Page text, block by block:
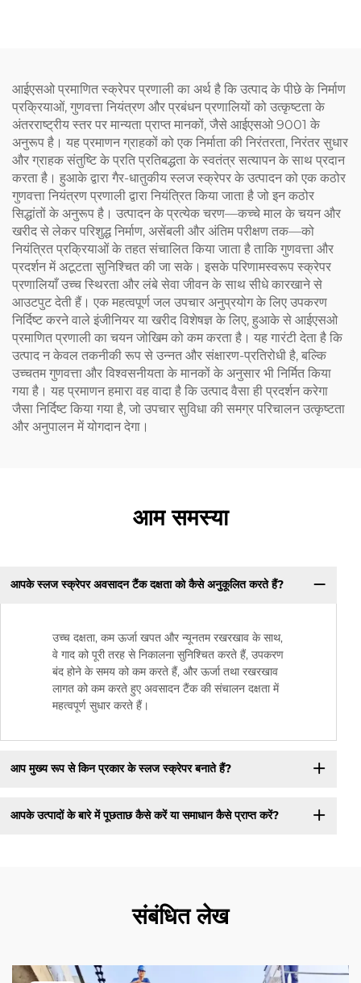
आईएसओ प्रमाणित स्क्रेपर प्रणाली का अर्थ है कि उत्पाद के पीछे के निर्माण
प्रक्रियाओं, गुणवत्ता नियंत्रण और प्रबंधन प्रणालियों को उत्कृष्टता के
अंतरराष्ट्रीय स्तर पर मान्यता प्राप्त मानकों, जैसे आईएसओ 9001 के
अनुरूप है। यह प्रमाणन ग्राहकों को एक निर्माता की निरंतरता, निरंतर सुधार
और ग्राहक संतुष्टि के प्रति प्रतिबद्धता के स्वतंत्र सत्यापन के साथ प्रदान
करता है। हुआके द्वारा गैर-धातुकीय स्लज स्क्रेपर के उत्पादन को एक कठोर
गुणवत्ता नियंत्रण प्रणाली द्वारा नियंत्रित किया जाता है जो इन कठोर
सिद्धांतों के अनुरूप है। उत्पादन के प्रत्येक चरण—कच्चे माल के चयन और
खरीद से लेकर परिशुद्ध निर्माण, असेंबली और अंतिम परीक्षण तक—को
नियंत्रित प्रक्रियाओं के तहत संचालित किया जाता है ताकि गुणवत्ता और
प्रदर्शन में अटूटता सुनिश्चित की जा सके। इसके परिणामस्वरूप स्क्रेपर
प्रणालियाँ उच्च स्थिरता और लंबे सेवा जीवन के साथ सीधे कारखाने से
आउटपुट देती हैं। एक महत्वपूर्ण जल उपचार अनुप्रयोग के लिए उपकरण
निर्दिष्ट करने वाले इंजीनियर या खरीद विशेषज्ञ के लिए, हुआके से आईएसओ
प्रमाणित प्रणाली का चयन जोखिम को कम करता है। यह गारंटी देता है कि
उत्पाद न केवल तकनीकी रूप से उन्नत और संक्षारण-प्रतिरोधी है, बल्कि
उच्चतम गुणवत्ता और विश्वसनीयता के मानकों के अनुसार भी निर्मित किया
गया है। यह प्रमाणन हमारा वह वादा है कि उत्पाद वैसा ही प्रदर्शन करेगा
जैसा निर्दिष्ट किया गया है, जो उपचार सुविधा की समग्र परिचालन उत्कृष्टता
और अनुपालन में योगदान देगा।
आम समस्या
आपके स्लज स्क्रेपर अवसादन टैंक दक्षता को कैसे अनुकूलित करते हैं?
उच्च दक्षता, कम ऊर्जा खपत और न्यूनतम रखरखाव के साथ,
वे गाद को पूरी तरह से निकालना सुनिश्चित करते हैं, उपकरण
बंद होने के समय को कम करते हैं, और ऊर्जा तथा रखरखाव
लागत को कम करते हुए अवसादन टैंक की संचालन दक्षता में
महत्वपूर्ण सुधार करते हैं।
आप मुख्य रूप से किन प्रकार के स्लज स्क्रेपर बनाते हैं?
आपके उत्पादों के बारे में पूछताछ कैसे करें या समाधान कैसे प्राप्त करें?
संबंधित लेख